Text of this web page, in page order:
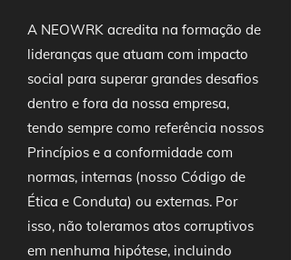
A NEOWRK acredita na formação de
lideranças que atuam com impacto
social para superar grandes desafios
dentro e fora da nossa empresa,
tendo sempre como referência nossos
Princípios e a conformidade com
normas, internas (nosso Código de
Ética e Conduta) ou externas. Por
isso, não toleramos atos corruptivos
em nenhuma hipótese, incluindo